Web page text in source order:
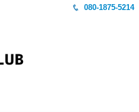
080-1875-5214